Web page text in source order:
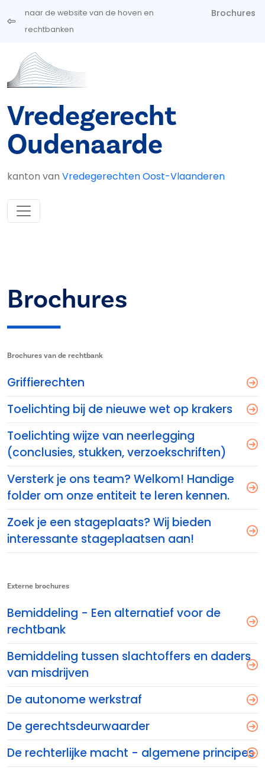
Overslaan en naar de inhoud gaan
naar de website van de hoven en
rechtbanken
Brochures
Vredegerecht
Oudenaarde
kanton van Vredegerechten Oost-Vlaanderen
Brochures
Brochures van de rechtbank
Griffierechten
Toelichting bij de nieuwe wet op krakers
Toelichting wijze van neerlegging
(conclusies, stukken, verzoekschriften)
Versterk je ons team? Welkom! Handige
folder om onze entiteit te leren kennen.
Zoek je een stageplaats? Wij bieden
interessante stageplaatsen aan!
Externe brochures
Bemiddeling - Een alternatief voor de
rechtbank
Bemiddeling tussen slachtoffers en daders
van misdrijven
De autonome werkstraf
De gerechtsdeurwaarder
De rechterlijke macht - algemene principes